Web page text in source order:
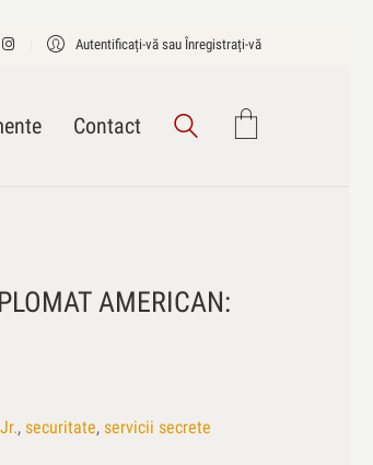
Autentificați-vă sau Înregistrați-vă
Contact
AMERICAN:
, securitate, servicii secrete